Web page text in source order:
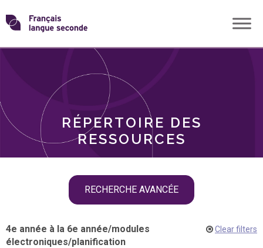
Skip
toTransformons
langue
RÉPERTOIRE DES
RESSOURCES
RECHERCHE AVANCÉE
THÈMES
4e année à la 6e année/modules
électroniques/planification
Clear filters